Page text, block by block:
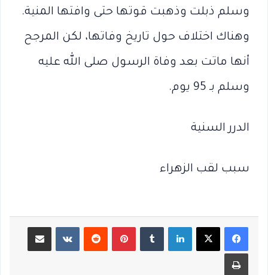
وسلم ذبلت وذهبت قوتها حتى وافتها المنية.
وهناك اختلاف حول تاريخ وفاتها، لكن المرجح
أنها ماتت بعد وفاة الرسول صلى الله عليه
وسلم بـ 95 يوم.
الدرر السنية
سبب لقب الزهراء
لينكدإن بينتيريست مشاركة عبر البريد
طباعة